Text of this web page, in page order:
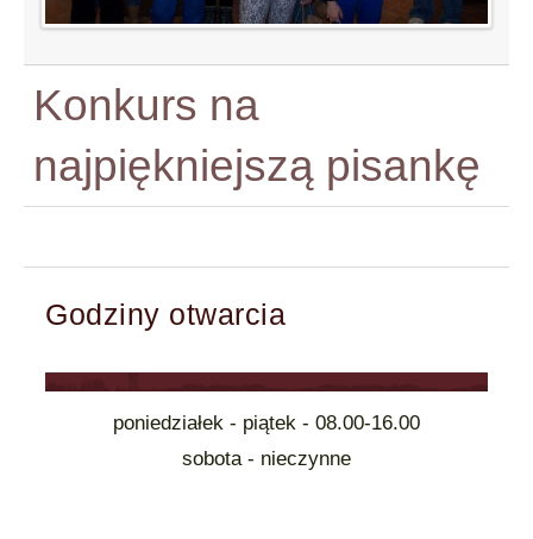
Konkurs na
najpiękniejszą pisankę
Godziny otwarcia
poniedziałek - piątek - 08.00-16.00
sobota - nieczynne